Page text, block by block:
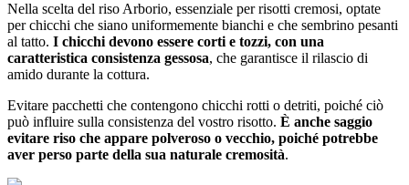
Nella scelta del riso Arborio, essenziale per risotti cremosi, optate
per chicchi che siano uniformemente bianchi e che sembrino pesanti
al tatto. I chicchi devono essere corti e tozzi, con una
caratteristica consistenza gessosa, che garantisce il rilascio di
amido durante la cottura.
Evitare pacchetti che contengono chicchi rotti o detriti, poiché ciò
può influire sulla consistenza del vostro risotto. È anche saggio
evitare riso che appare polveroso o vecchio, poiché potrebbe
aver perso parte della sua naturale cremosità.